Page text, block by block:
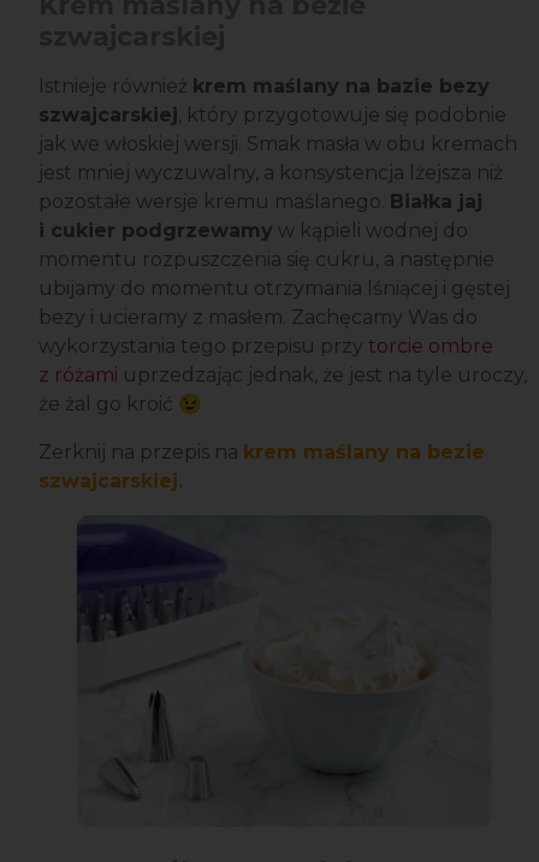
Istnieje również krem maślany na bazie bezy
szwajcarskiej, który przygotowuje się podobnie
jak we włoskiej wersji. Smak masła w obu kremach
jest mniej wyczuwalny, a konsystencja lżejsza niż
pozostałe wersje kremu maślanego. Białka jaj
i cukier podgrzewamy w kąpieli wodnej do
momentu rozpuszczenia się cukru, a następnie
ubijamy do momentu otrzymania lśniącej i gęstej
bezy i ucieramy z masłem. Zachęcamy Was do
wykorzystania tego przepisu przy torcie ombre
z różami uprzedzając jednak, że jest na tyle uroczy,
że żal go kroić 😉
Zerknij na przepis na krem maślany na bezie
szwajcarskiej.